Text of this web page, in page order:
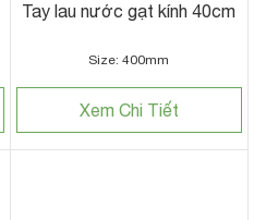
Tay lau nước gạt kính 40cm
Size: 400mm
Xem Chi Tiết